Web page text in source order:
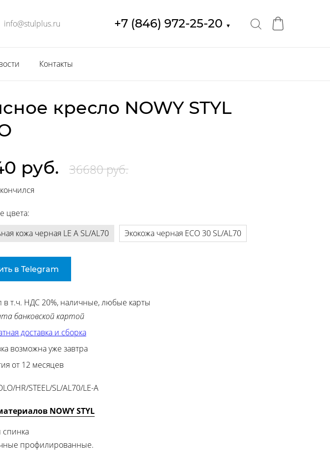
info@stulplus.ru +7 (846) 972-25-20 ▼
Контакты
кресло NOWY STYL
руб.
36680 руб.
цвета:
кожа черная LE A SL/AL70
Экокожа черная ECO 30 SL/AL70
в Telegram
в т.ч. НДС 20%, наличные, любые карты
доставка и сборка
возможна уже завтра
от 12 месяцев
HR/STEEL/SL/AL70/LE-A
NOWY STYL
профилированные.